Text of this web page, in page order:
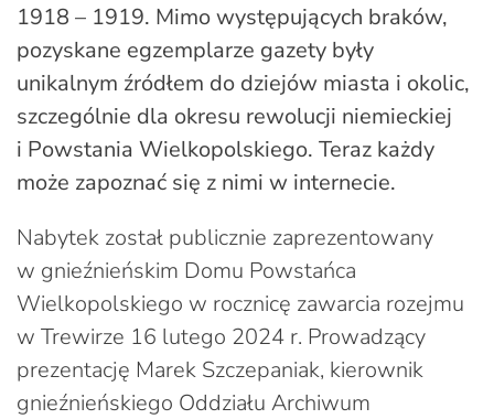
1918 – 1919. Mimo występujących braków,
pozyskane egzemplarze gazety były
unikalnym źródłem do dziejów miasta i okolic,
szczególnie dla okresu rewolucji niemieckiej
i Powstania Wielkopolskiego. Teraz każdy
może zapoznać się z nimi w internecie.
Nabytek został publicznie zaprezentowany
w gnieźnieńskim Domu Powstańca
Wielkopolskiego w rocznicę zawarcia rozejmu
w Trewirze 16 lutego 2024 r. Prowadzący
prezentację Marek Szczepaniak, kierownik
gnieźnieńskiego Oddziału Archiwum